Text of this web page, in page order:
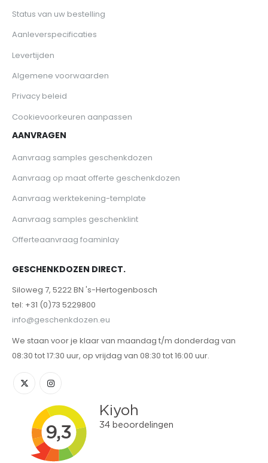
Status van uw bestelling
Aanleverspecificaties
Levertijden
Algemene voorwaarden
Privacy beleid
Cookievoorkeuren aanpassen
AANVRAGEN
Aanvraag samples geschenkdozen
Aanvraag op maat offerte geschenkdozen
Aanvraag werktekening-template
Aanvraag samples geschenklint
Offerteaanvraag foaminlay
GESCHENKDOZEN DIRECT.
Siloweg 7, 5222 BN 's-Hertogenbosch
tel: +31 (0)73 5229800
info@geschenkdozen.eu
We staan voor je klaar van maandag t/m donderdag van
08:30 tot 17:30 uur, op vrijdag van 08:30 tot 16:00 uur.